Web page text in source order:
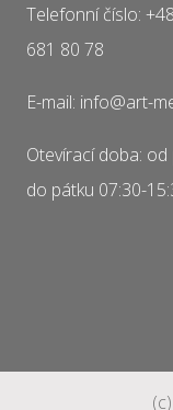
Telefonní číslo:
681 80 78
E-mail: info@art-
Otevírací doba:
do pátku 07:30-